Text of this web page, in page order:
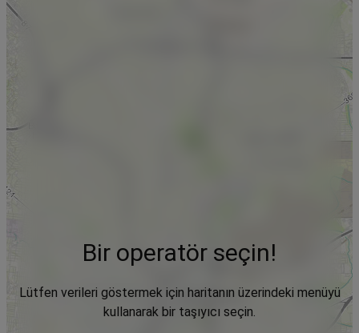
Bir operatör seçin!
Lütfen verileri göstermek için haritanın üzerindeki menüyü
kullanarak bir taşıyıcı seçin.